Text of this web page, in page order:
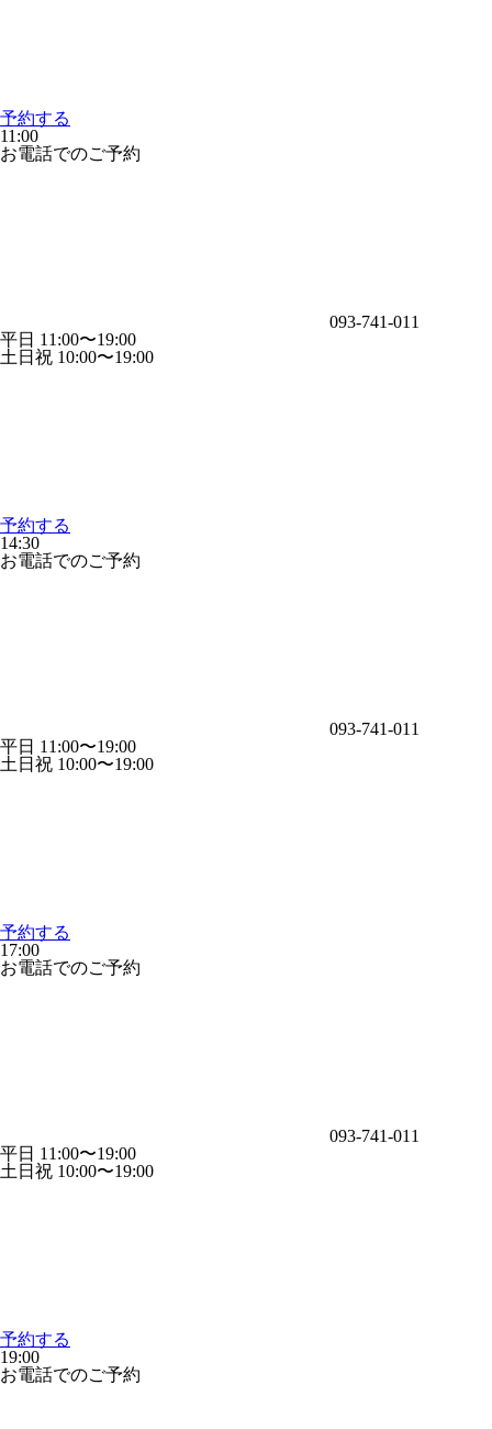
予約する
11:00
お電話でのご予約
093-741-011
平日 11:00〜19:00
土日祝 10:00〜19:00
予約する
14:30
お電話でのご予約
093-741-011
平日 11:00〜19:00
土日祝 10:00〜19:00
予約する
17:00
お電話でのご予約
093-741-011
平日 11:00〜19:00
土日祝 10:00〜19:00
予約する
19:00
お電話でのご予約